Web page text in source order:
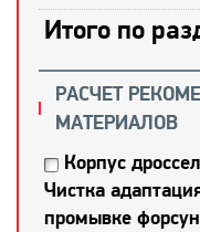
Итого по
РАСЧЕТ
МАТЕРИАЛОВ
Корпус
Чистка
промывке